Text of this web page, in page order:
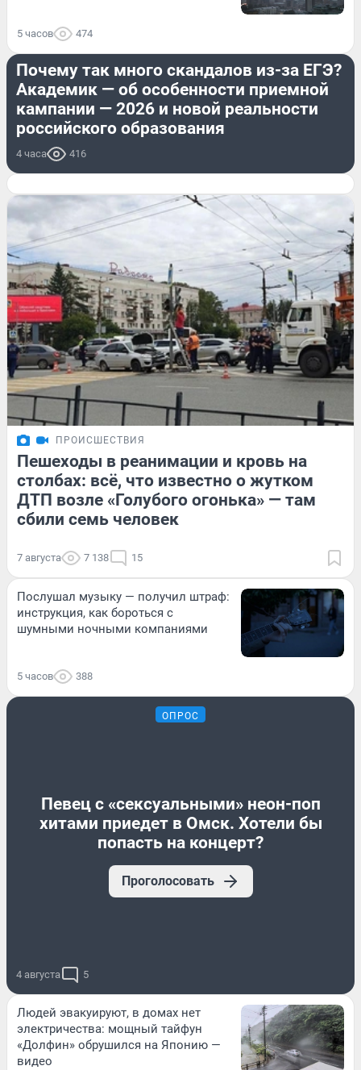
5 часов 474
ОБРАЗОВАНИЕ
Почему так много скандалов из-за ЕГЭ?
Академик — об особенности приемной
кампании — 2026 и новой реальности
российского образования
4 часа 416
ПРОИСШЕСТВИЯ
Пешеходы в реанимации и кровь на
столбах: всё, что известно о жутком
ДТП возле «Голубого огонька» — там
сбили семь человек
7 августа 7 138 15
Послушал музыку — получил штраф:
инструкция, как бороться с
шумными ночными компаниями
5 часов 388
ОПРОС
Певец с «сексуальными» неон-поп
хитами приедет в Омск. Хотели бы
попасть на концерт?
Проголосовать
4 августа 5
Людей эвакуируют, в домах нет
электричества: мощный тайфун
«Долфин» обрушился на Японию —
видео